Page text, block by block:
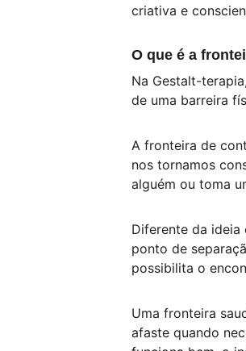
criativa e
O que é a
Na Gestalt-
de uma barreira
A fronteira de
nos tornamos
alguém ou toma
Diferente da ideia
ponto de
possibilita o
Uma fronteira
afaste quando